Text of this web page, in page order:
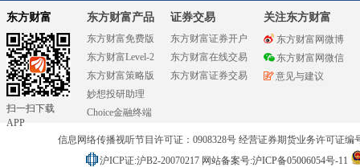
东方财富
扫一扫下载
APP
东方财富产品
东方财富免费版
东方财富Level-2
东方财富策略版
妙想投研助理
Choice金融终端
证券交易
东方财富证券开户
东方财富在线交易
东方财富证券交易
关注东方财富
东方财富网微博
东方财富网微信
意见与建议
信息网络传播视听节目许可证：0908328号 经营证券期货业务许可证编
沪ICP证:沪B2-20070217 网站备案号:沪ICP备05006054号-11